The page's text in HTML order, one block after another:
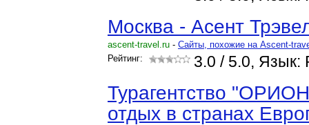
Москва - Асент
ascent-travel.ru - Cайты, похожие на Ascent-
Рейтинг:
3.0 / 5.0, Язык:
Турагентство
отдых в странах